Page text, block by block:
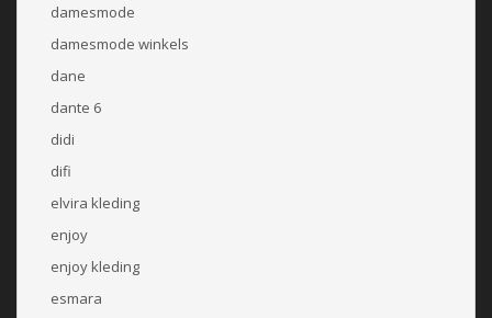
damesmode
damesmode winkels
dane
dante 6
didi
difi
elvira kleding
enjoy
enjoy kleding
esmara